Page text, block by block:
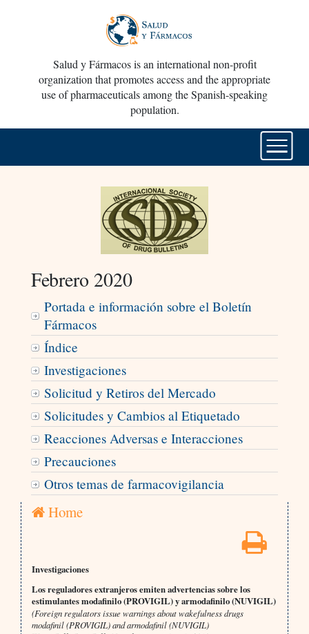
Salud y Fármacos is an international non-profit
organization that promotes access and the appropriate
use of pharmaceuticals among the Spanish-speaking
population.
Febrero 2020
Portada e información sobre el Boletín
Fármacos
Índice
Investigaciones
Solicitud y Retiros del Mercado
Solicitudes y Cambios al Etiquetado
Reacciones Adversas e Interacciones
Precauciones
Otros temas de farmacovigilancia
Home
Investigaciones
Los reguladores extranjeros emiten advertencias sobre los
estimulantes modafinilo (PROVIGIL) y armodafinilo (NUVIGIL)
(Foreign regulators issue warnings about wakefulness drugs
modafinil (PROVIGIL) and armodafinil (NUVIGIL)